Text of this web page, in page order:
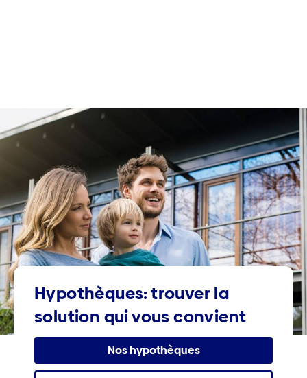
Hypothèques: trouver la
solution qui vous convient
Nos hypothèques